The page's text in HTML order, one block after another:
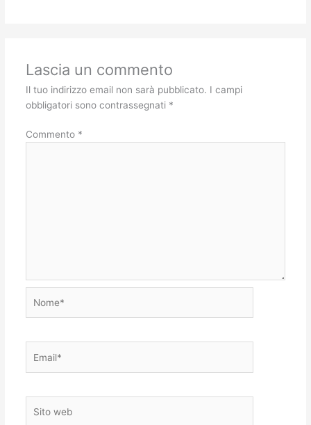
Lascia un commento
Il tuo indirizzo email non sarà pubblicato. I campi
obbligatori sono contrassegnati *
Commento *
web